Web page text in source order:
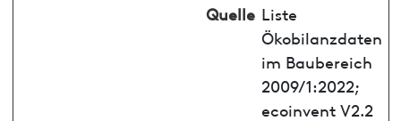
Quelle Liste
Ökobilanzdaten
im Baubereich
2009/1:2022;
ecoinvent V2.2